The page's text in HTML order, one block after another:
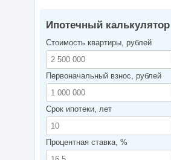
Ипотечный калькулятор
Стоимость квартиры, рублей
Первоначальный взнос, рублей
Срок ипотеки, лет
Процентная ставка, %